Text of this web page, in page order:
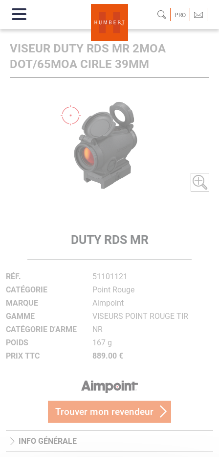
PRO
VISEUR DUTY RDS MR 2MOA
DOT/65MOA CIRLE 39MM
DUTY RDS MR
RÉF.
51101121
CATÉGORIE
Point Rouge
MARQUE
Aimpoint
GAMME
VISEURS POINT ROUGE TIR
CATÉGORIE D'ARME
NR
POIDS
167 g
PRIX TTC
889.00 €
Trouver mon revendeur
INFO GÉNÉRALE